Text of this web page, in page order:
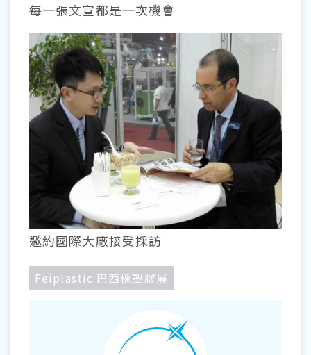
每一張文宣都是一次機會
邀約國際大廠接受採訪
Feiplastic 巴西橡塑膠展